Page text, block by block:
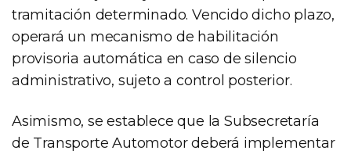
tramitación determinado. Vencido dicho plazo,
operará un mecanismo de habilitación
provisoria automática en caso de silencio
administrativo, sujeto a control posterior.
Asimismo, se establece que la Subsecretaría
de Transporte Automotor deberá implementar